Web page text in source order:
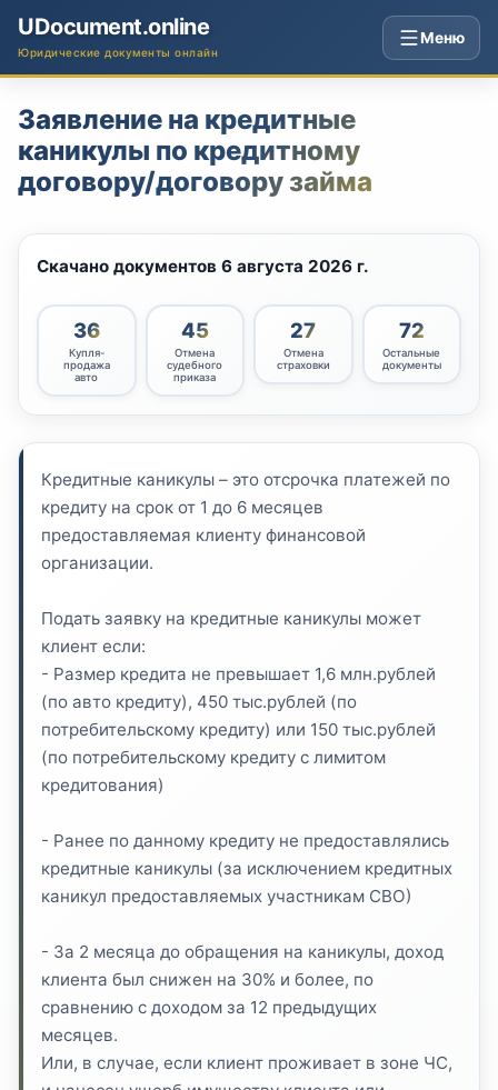
UDocument.online
Юридические документы онлайн
Меню
Заявление на кредитные
каникулы по кредитному
договору/договору займа
Скачано документов 6 августа 2026 г.
36
Купля-
продажа
авто
45
Отмена
судебного
приказа
27
Отмена
страховки
72
Остальные
документы
Кредитные каникулы – это отсрочка платежей по
кредиту на срок от 1 до 6 месяцев
предоставляемая клиенту финансовой
организации.
Подать заявку на кредитные каникулы может
клиент если:
- Размер кредита не превышает 1,6 млн.рублей
(по авто кредиту), 450 тыс.рублей (по
потребительскому кредиту) или 150 тыс.рублей
(по потребительскому кредиту с лимитом
кредитования)
- Ранее по данному кредиту не предоставлялись
кредитные каникулы (за исключением кредитных
каникул предоставляемых участникам СВО)
- За 2 месяца до обращения на каникулы, доход
клиента был снижен на 30% и более, по
сравнению с доходом за 12 предыдущих
месяцев.
Или, в случае, если клиент проживает в зоне ЧС,